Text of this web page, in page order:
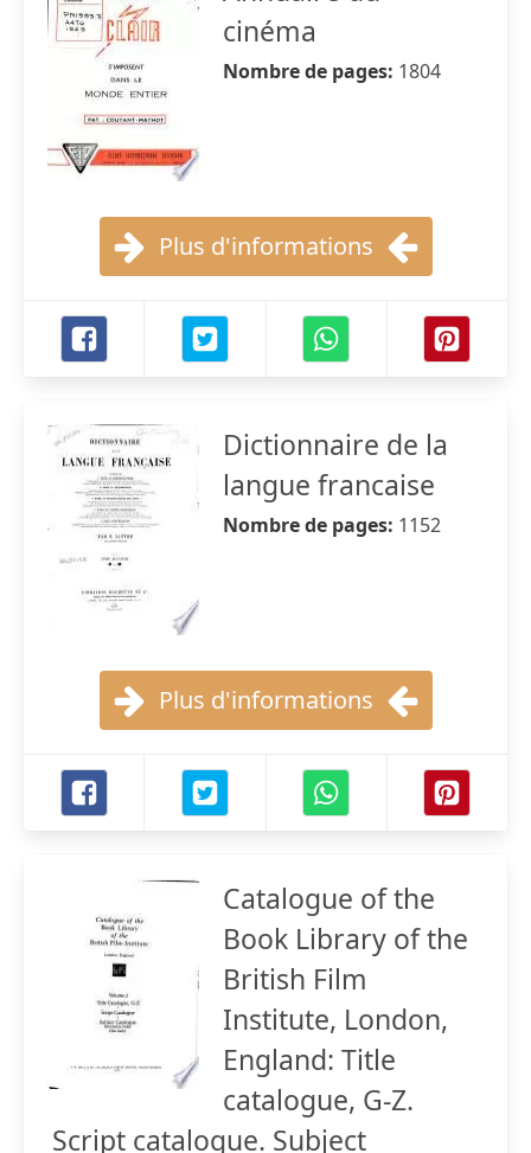
cinéma
Nombre de pages: 1804
Plus d'informations
Dictionnaire de la
langue francaise
Nombre de pages: 1152
Plus d'informations
Catalogue of the
Book Library of the
British Film
Institute, London,
England: Title
catalogue, G-Z.
Script catalogue. Subject